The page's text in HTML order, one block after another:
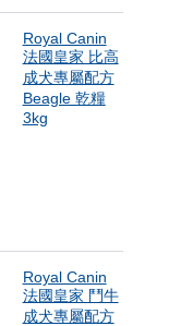
Royal Canin
法國皇家 比高
成犬專屬配方
Beagle 乾糧
3kg
Royal Canin
法國皇家 鬥牛
成犬專屬配方